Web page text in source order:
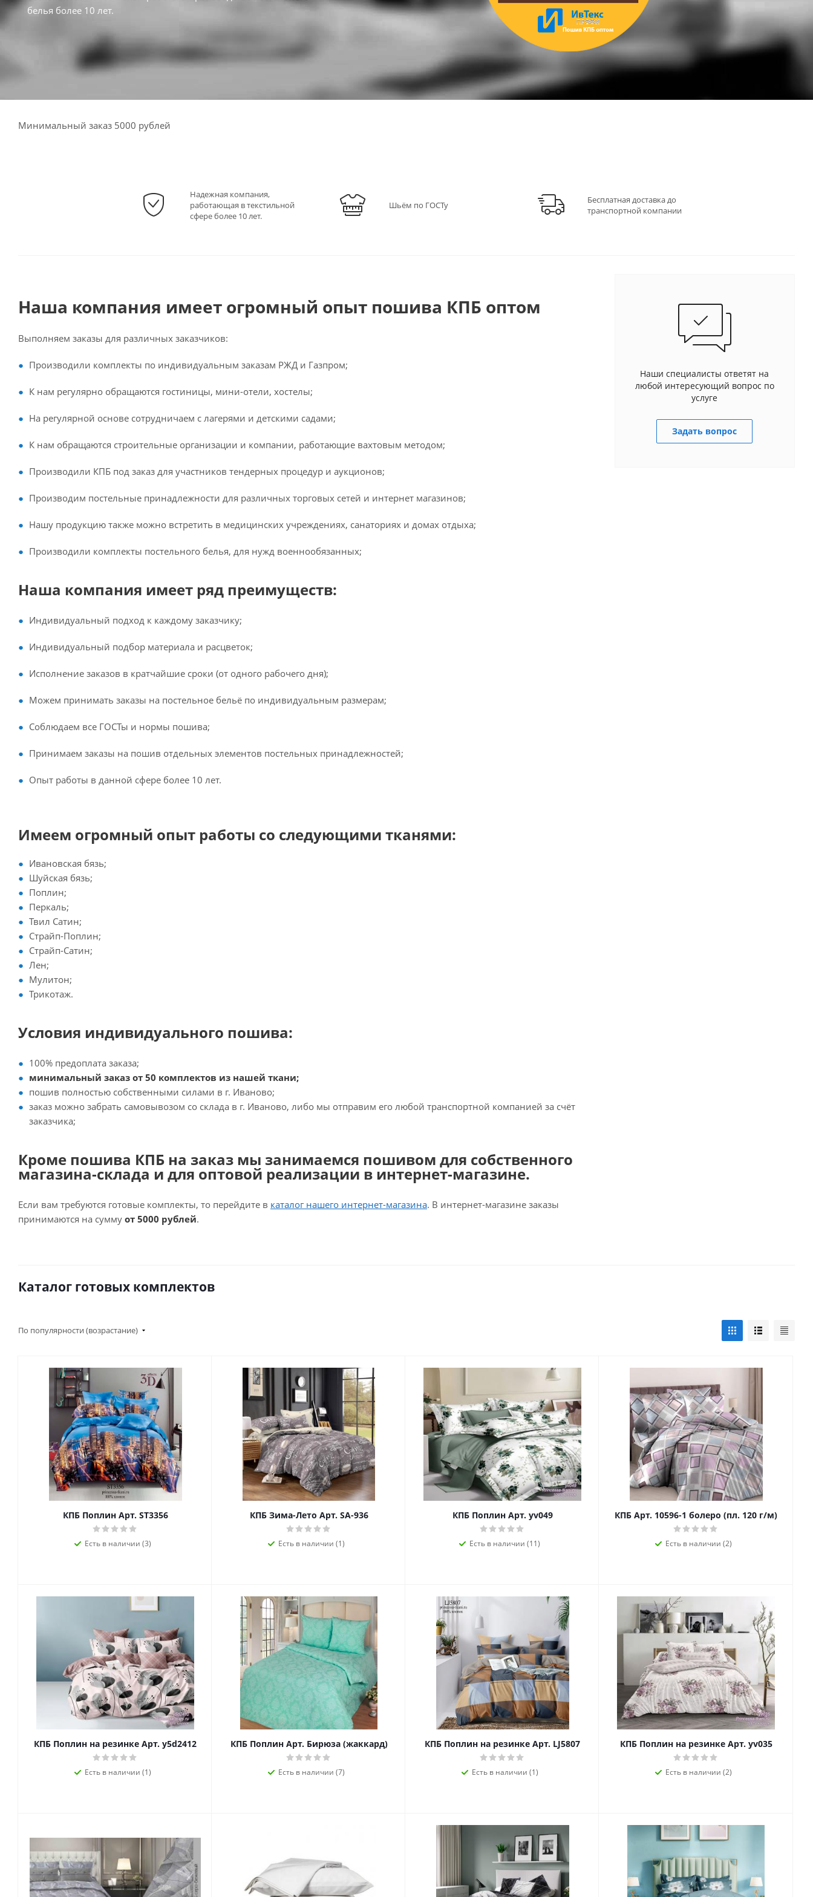
белья более 10 лет.
Минимальный заказ 5000 рублей
Надежная компания,
работающая в текстильной
сфере более 10 лет.
Шьём по ГОСТу
Бесплатная доставка до
транспортной компании
Наша компания имеет огромный опыт пошива КПБ оптом
Выполняем заказы для различных заказчиков:
Производили комплекты по индивидуальным заказам РЖД и Газпром;
К нам регулярно обращаются гостиницы, мини-отели, хостелы;
На регулярной основе сотрудничаем с лагерями и детскими садами;
К нам обращаются строительные организации и компании, работающие вахтовым методом;
Производили КПБ под заказ для участников тендерных процедур и аукционов;
Производим постельные принадлежности для различных торговых сетей и интернет магазинов;
Нашу продукцию также можно встретить в медицинских учреждениях, санаториях и домах отдыха;
Производили комплекты постельного белья, для нужд военнообязанных;
Наша компания имеет ряд преимуществ:
Индивидуальный подход к каждому заказчику;
Индивидуальный подбор материала и расцветок;
Исполнение заказов в кратчайшие сроки (от одного рабочего дня);
Можем принимать заказы на постельное бельё по индивидуальным размерам;
Соблюдаем все ГОСТы и нормы пошива;
Принимаем заказы на пошив отдельных элементов постельных принадлежностей;
Опыт работы в данной сфере более 10 лет.
Имеем огромный опыт работы со следующими тканями:
Ивановская бязь;
Шуйская бязь;
Поплин;
Перкаль;
Твил Сатин;
Страйп-Поплин;
Страйп-Сатин;
Лен;
Мулитон;
Трикотаж.
Условия индивидуального пошива:
100% предоплата заказа;
минимальный заказ от 50 комплектов из нашей ткани;
пошив полностью собственными силами в г. Иваново;
заказ можно забрать самовывозом со склада в г. Иваново, либо мы отправим его любой транспортной компанией за счёт
заказчика;
Кроме пошива КПБ на заказ мы занимаемся пошивом для собственного
магазина-склада и для оптовой реализации в интернет-магазине.
Если вам требуются готовые комплекты, то перейдите в каталог нашего интернет-магазина. В интернет-магазине заказы
принимаются на сумму от 5000 рублей.
Наши специалисты ответят на
любой интересующий вопрос по
услуге
Задать вопрос
Каталог готовых комплектов
По популярности (возрастание)
КПБ Поплин Арт. ST3356
Есть в наличии (3)
КПБ Зима-Лето Арт. SA-936
Есть в наличии (1)
КПБ Поплин Арт. yv049
Есть в наличии (11)
КПБ Арт. 10596-1 болеро (пл. 120 г/м)
Есть в наличии (2)
КПБ Поплин на резинке Арт. y5d2412
Есть в наличии (1)
КПБ Поплин Арт. Бирюза (жаккард)
Есть в наличии (7)
КПБ Поплин на резинке Арт. LJ5807
Есть в наличии (1)
КПБ Поплин на резинке Арт. yv035
Есть в наличии (2)